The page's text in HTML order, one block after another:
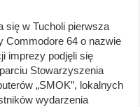
się w Tucholi pierwsza
Commodore 64 o nazwie
imprezy podjęli się
Stowarzyszenia
„SMOK”, lokalnych
wydarzenia